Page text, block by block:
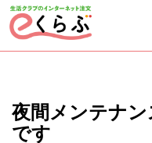
ページの先頭です。
夜間メンテナ
です